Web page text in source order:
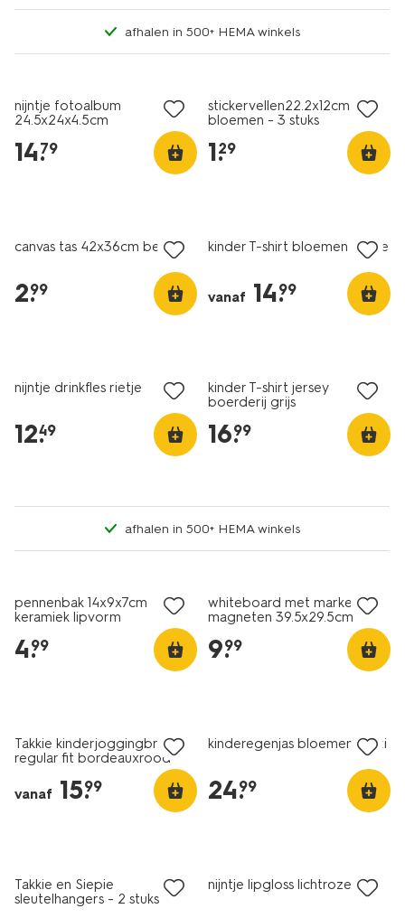
afhalen in 500+ HEMA winkels
nijntje fotoalbum
24.5x24x4.5cm
14.
79
stickervellen22.2x12cm
bloemen - 3 stuks
1.
29
canvas tas 42x36cm beren
2.
99
kinder T-shirt bloemen beige
vanaf 14.
99
nijntje drinkfles rietje
12.
49
kinder T-shirt jersey
boerderij grijs
16.
99
afhalen in 500+ HEMA winkels
pennenbak 14x9x7cm
keramiek lipvorm
4.
99
whiteboard met marker en
magneten 39.5x29.5cm
9.
99
Takkie kinderjoggingbroek
regular fit bordeauxrood
vanaf 15.
99
kinderegenjas bloemen multi
24.
99
Takkie en Siepie
sleutelhangers - 2 stuks
nijntje lipgloss lichtroze